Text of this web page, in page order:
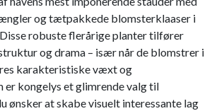
og tætpakkede blomsterklaaser i
robuste flerårige planter tilfører
og drama – især når de blomstrer i
karakteristiske væxt og
kongelys et glimrende valg til
ønsker at skabe visuelt interessante lag